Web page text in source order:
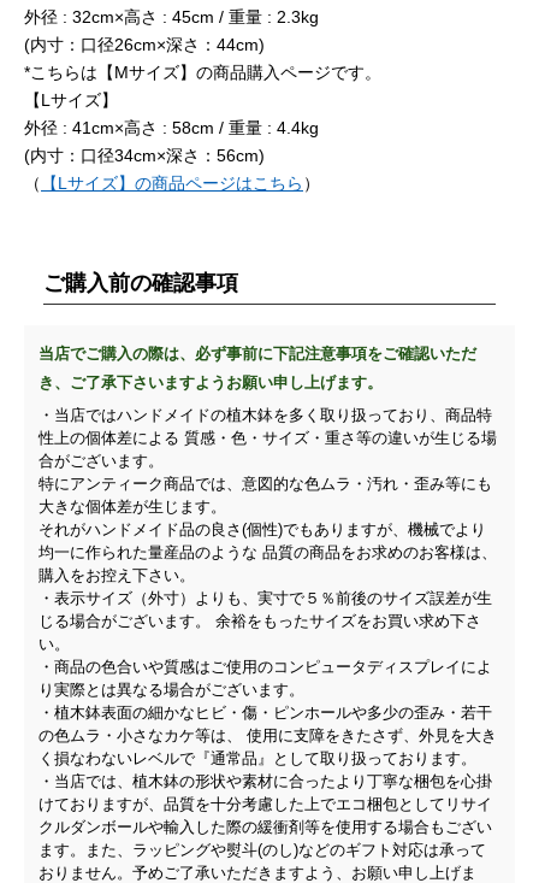
外径 : 32cm×高さ : 45cm / 重量 : 2.3kg
(内寸：口径26cm×深さ：44cm)
*こちらは【Mサイズ】の商品購入ページです。
【Lサイズ】
外径 : 41cm×高さ : 58cm / 重量 : 4.4kg
(内寸：口径34cm×深さ：56cm)
（
【Lサイズ】の商品ページはこちら ）
ご購入前の確認事項
当店でご購入の際は、必ず事前に下記注意事項をご確認いただ
き、ご了承下さいますようお願い申し上げます。
・当店ではハンドメイドの植木鉢を多く取り扱っており、商品特
性上の個体差による 質感・色・サイズ・重さ等の違いが生じる場
合がございます。
特にアンティーク商品では、意図的な色ムラ・汚れ・歪み等にも
大きな個体差が生じます。
それがハンドメイド品の良さ(個性)でもありますが、機械でより
均一に作られた量産品のような 品質の商品をお求めのお客様は、
購入をお控え下さい。
・表示サイズ（外寸）よりも、実寸で５％前後のサイズ誤差が生
じる場合がございます。 余裕をもったサイズをお買い求め下さ
い。
・商品の色合いや質感はご使用のコンピュータディスプレイによ
り実際とは異なる場合がございます。
・植木鉢表面の細かなヒビ・傷・ピンホールや多少の歪み・若干
の色ムラ・小さなカケ等は、 使用に支障をきたさず、外見を大き
く損なわないレベルで『通常品』として取り扱っております。
・当店では、植木鉢の形状や素材に合ったより丁寧な梱包を心掛
けておりますが、品質を十分考慮した上でエコ梱包としてリサイ
クルダンボールや輸入した際の緩衝剤等を使用する場合もござい
ます。また、ラッピングや熨斗(のし)などのギフト対応は承って
おりません。予めご了承いただきますよう、お願い申し上げま